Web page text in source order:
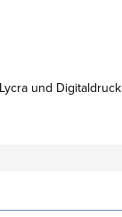
und Digitaldruck